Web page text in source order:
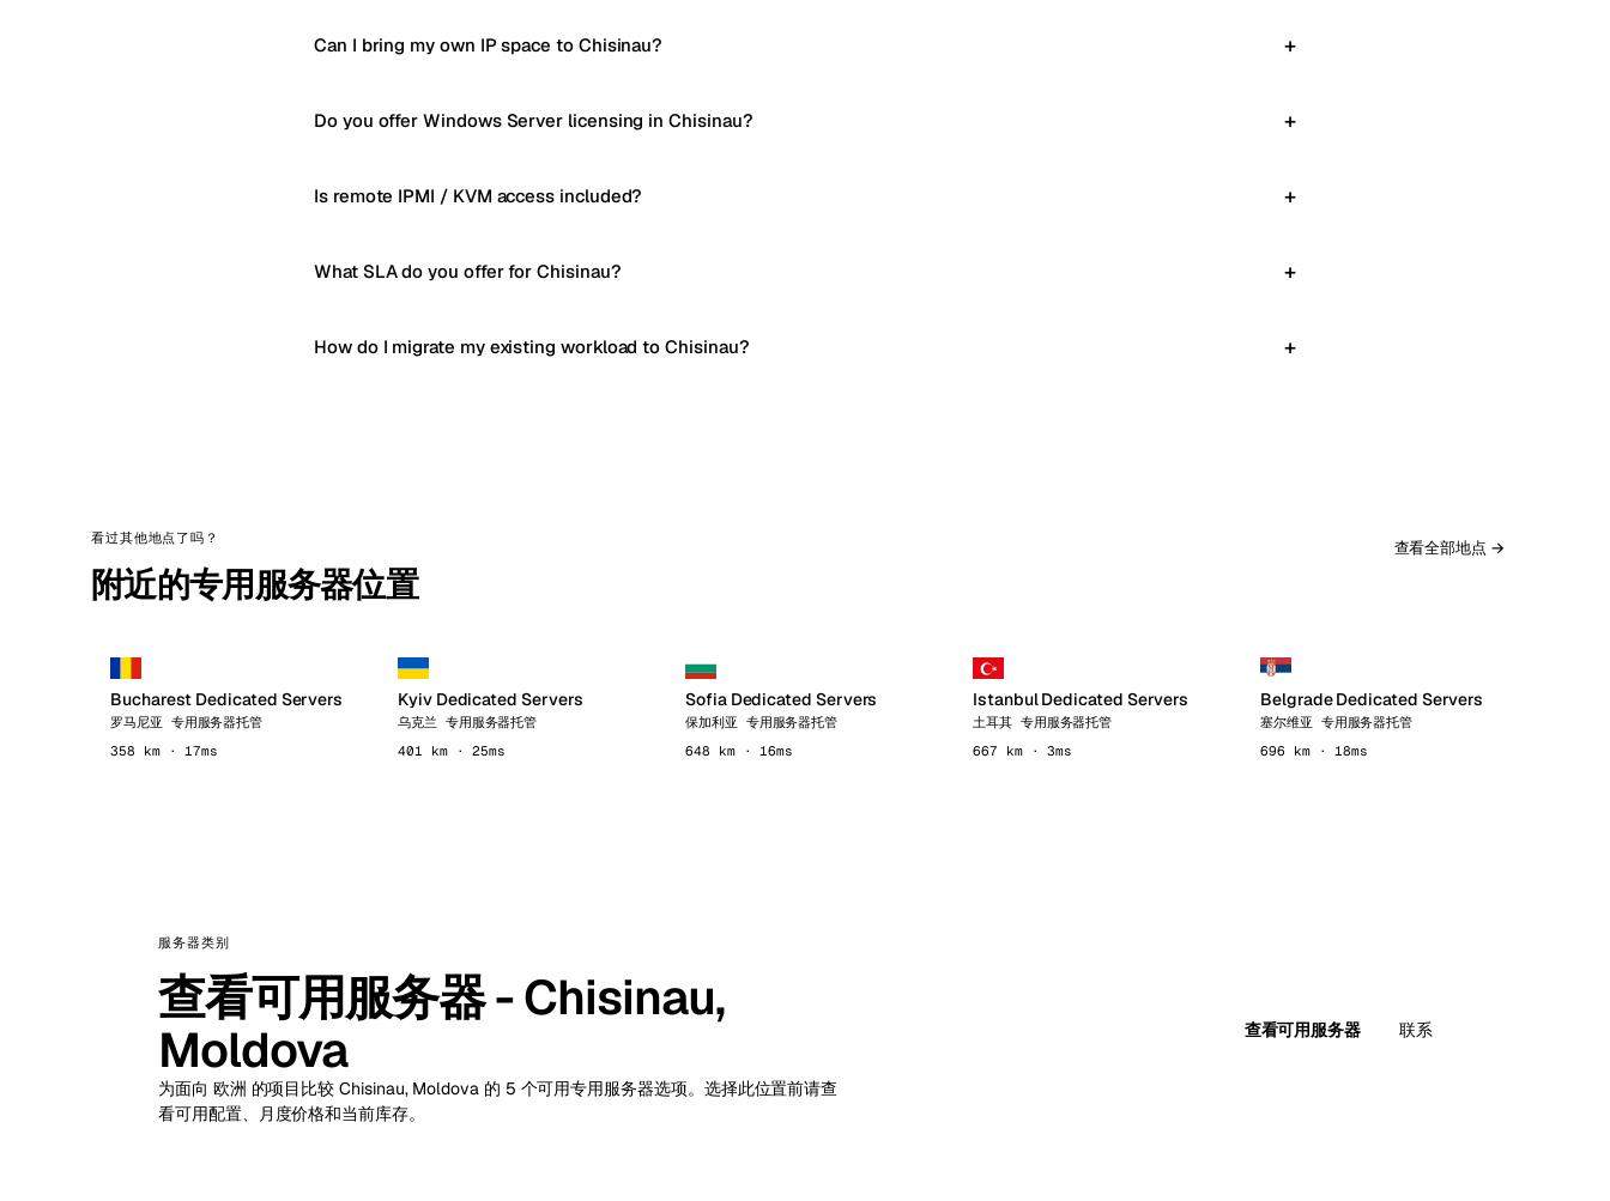
Can I bring my own IP space to Chisinau?
Do you offer Windows Server licensing in Chisinau?
Is remote IPMI / KVM access included?
What SLA do you offer for Chisinau?
How do I migrate my existing workload to Chisinau?
看过其他地点了吗？
附近的专用服务器位置
查看全部地点 →
Bucharest Dedicated Servers
罗马尼亚 专用服务器托管
358 km · 17ms
Kyiv Dedicated Servers
乌克兰 专用服务器托管
401 km · 25ms
Sofia Dedicated Servers
保加利亚 专用服务器托管
648 km · 16ms
Istanbul Dedicated Servers
土耳其 专用服务器托管
667 km · 3ms
Belgrade Dedicated Servers
塞尔维亚 专用服务器托管
696 km · 18ms
服务器类别
查看可用服务器 - Chisinau,
Moldova
为面向 欧洲 的项目比较 Chisinau, Moldova 的 5 个可用专用服务器选项。选择此位置前请查
看可用配置、月度价格和当前库存。
查看可用服务器 联系